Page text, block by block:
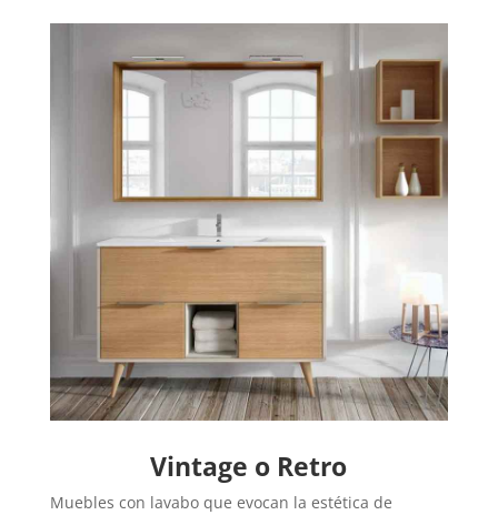
Vintage o Retro
Muebles con lavabo que evocan la estética de